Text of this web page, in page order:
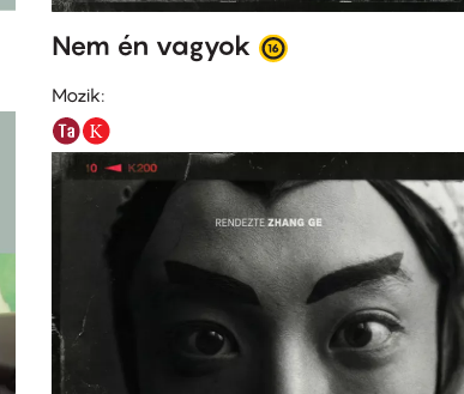
Nem én vagyok
Mozik: